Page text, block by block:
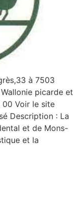
à 7503
picarde et
Voir le site
Description : La
et de Mons-
et la